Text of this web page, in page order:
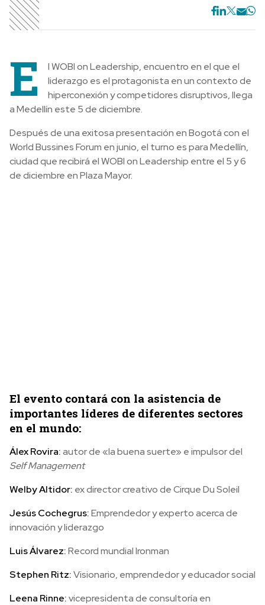
E
l WOBI on Leadership, encuentro en el que el
liderazgo es el protagonista en un contexto de
hiperconexión y competidores disruptivos, llega
a Medellín este 5 de diciembre.
Después de una exitosa presentación en Bogotá con el
World Bussines Forum en junio, el turno es para Medellín,
ciudad que recibirá el WOBI on Leadership entre el 5 y 6
de diciembre en Plaza Mayor.
El evento contará con la asistencia de
importantes líderes de diferentes sectores
en el mundo:
Álex Rovira:autor de «la buena suerte» e impulsor del
Self Management
Welby Altidor: ex director creativo de Cirque Du Soleil
Jesús Cochegrus:Emprendedor y experto acerca de
innovación y liderazgo
Luis Álvarez:Record mundial Ironman
Stephen Ritz:Visionario, emprendedor y educador social
Leena Rinne:vicepresidenta de consultoría en